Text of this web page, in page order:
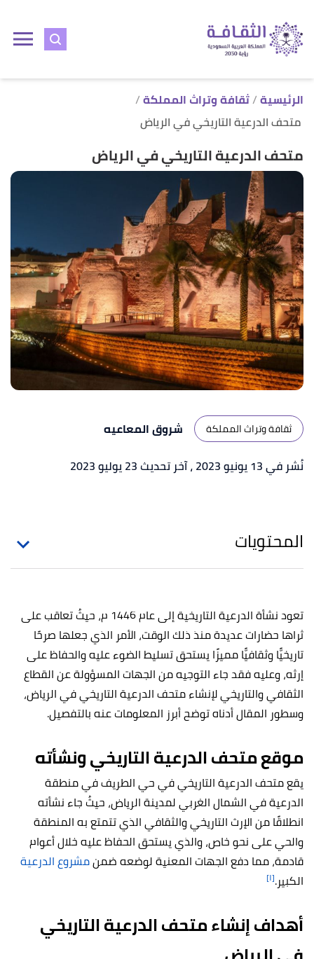
الرئيسية ثقافة وتراث المملكة
متحف الدرعية التاريخي في الرياض
متحف الدرعية التاريخي في الرياض
ثقافة وتراث المملكة
شروق المعاعيه
نُشر في 13 يونيو 2023
، آخر تحديث 23 يوليو 2023
المحتويات
تعود نشأة الدرعية التاريخية إلى عام 1446 م، حيثُ تعاقب على
ثراها حضارات عديدة منذ ذلك الوقت، الأمر الذي جعلها صرحًا
تاريخيًّا وثقافيًّا مميزًا يستحق تسليط الضوء عليه والحفاظ على
إرثه، وعليه فقد جاء التوجيه من الجهات المسؤولة عن القطاع
الثقافي والتاريخي لإنشاء متحف الدرعية التاريخي في الرياض،
وسطور المقال أدناه توضح أبرز المعلومات عنه بالتفصيل.
موقع متحف الدرعية التاريخي ونشأته
يقع متحف الدرعية التاريخي في حي الطريف في منطقة
الدرعية في الشمال الغربي لمدينة الرياض، حيثُ جاء نشأته
انطلاقًا من الإرث التاريخي والثقافي الذي تتمتع به المنطقة
والحي على نحو خاص، والذي يستحق الحفاظ عليه خلال أعوام
قادمة، مما دفع الجهات المعنية لوضعه ضمنمشروع الدرعية
الكبير.[١]
أهداف إنشاء متحف الدرعية التاريخي